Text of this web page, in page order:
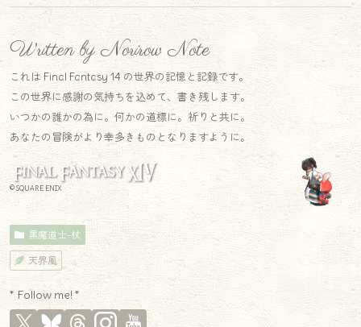
Written by Norirow Note
これは Final Fantasy 14 の世界の記憶と記録です。
この世界に感謝の気持ちを込めて、書き残します。
いつかの誰かの為に。何かの道標に。祈りと共に。
あなたの冒険がより幸多きものとなりますように。
© SQUARE ENIX
黒魔道士-杖
天界風
* Follow me! *